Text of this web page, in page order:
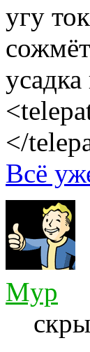
угу
</
Всё
Myp